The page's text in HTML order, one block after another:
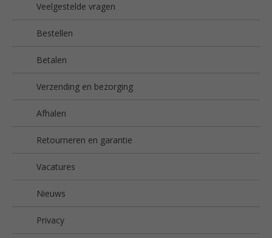
Veelgestelde vragen
Bestellen
Betalen
Verzending en bezorging
Afhalen
Retourneren en garantie
Vacatures
Nieuws
Privacy